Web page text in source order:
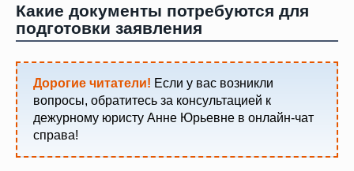
Какие документы потребуются для
подготовки заявления
Дорогие читатели! Если у вас возникли
вопросы, обратитесь за консультацией к
дежурному юристу Анне Юрьевне в онлайн-чат
справа!